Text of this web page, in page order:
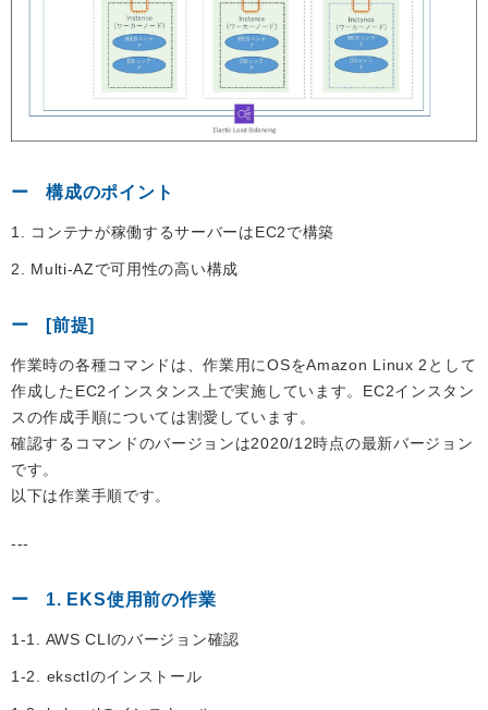
構成のポイント
1. コンテナが稼働するサーバーはEC2で構築
2. Multi-AZで可用性の高い構成
[前提]
作業時の各種コマンドは、作業用にOSをAmazon Linux 2として
作成したEC2インスタンス上で実施しています。EC2インスタン
スの作成手順については割愛しています。
確認するコマンドのバージョンは2020/12時点の最新バージョン
です。
以下は作業手順です。
---
1. EKS使用前の作業
1-1. AWS CLIのバージョン確認
1-2. eksctlのインストール